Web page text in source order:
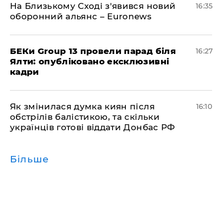
На Близькому Сході з'явився новий
оборонний альянс – Euronews
16:35
БЕКи Group 13 провели парад біля
Ялти: опубліковано ексклюзивні
кадри
16:27
Як змінилася думка киян після
обстрілів балістикою, та скільки
українців готові віддати Донбас РФ
16:10
Більше